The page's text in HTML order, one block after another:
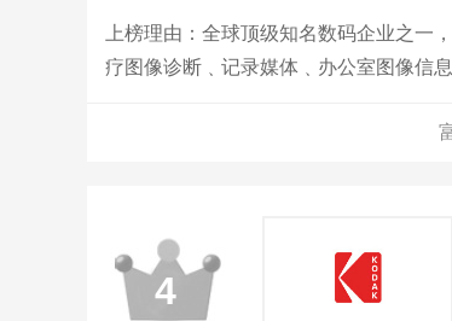
上榜理由：全球顶级知名数码企业之一
疗图像诊断﹑记录媒体﹑办公室图像信
4